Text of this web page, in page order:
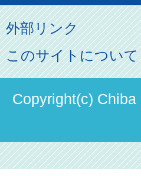
その他のご案内
パスモのご案内
運送約款
俺の妹。
直営駐車場パーク＆ライド
ステーションギャラリー
駅構内出店者様募集
モノちゃん
よくあるご質問
お問い合わせ先
会社概要
社長ごあいさつ
安全報告書
外部リンク
このサイトについて
Copyright(c)